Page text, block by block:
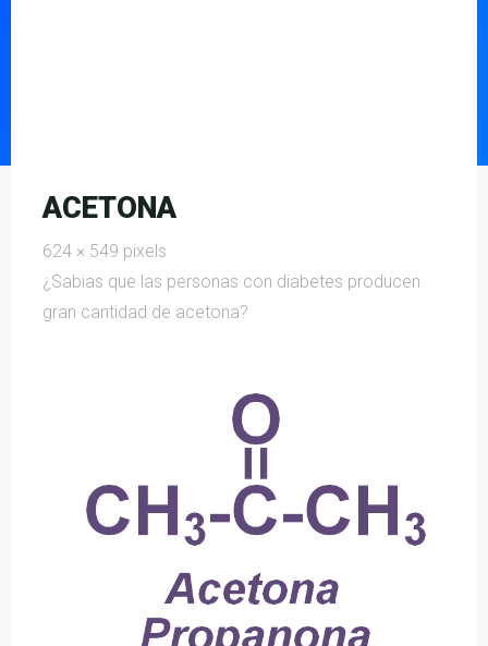
ACETONA
Full
size
624 × 549 pixels
¿Sabias que las personas con diabetes producen
gran cantidad de acetona?